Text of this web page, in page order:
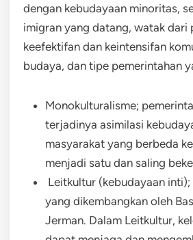
dengan kebudayaan minoritas,
imigran yang datang, watak dari
keefektifan dan keintensifan
budaya, dan tipe pemerintahan
Monokulturalisme;
terjadinya asimilasi
masyarakat yang berbeda
menjadi satu dan saling
Leitkultur (kebudayaan
yang dikembangkan oleh
Jerman. Dalam Leitkultur,